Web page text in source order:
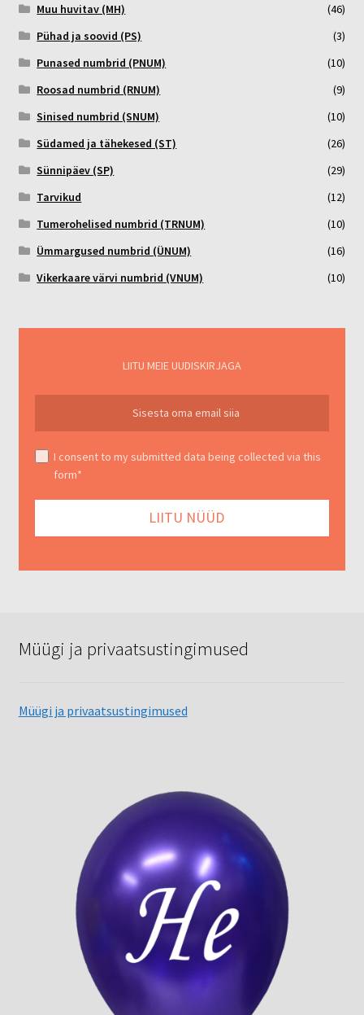
Muu huvitav (MH)
(46)
Pühad ja soovid (PS)
(3)
Punased numbrid (PNUM)
(10)
Roosad numbrid (RNUM)
(9)
Sinised numbrid (SNUM)
(10)
Südamed ja tähekesed (ST)
(26)
Sünnipäev (SP)
(29)
Tarvikud
(12)
Tumerohelised numbrid (TRNUM)
(10)
Ümmargused numbrid (ÜNUM)
(16)
Vikerkaare värvi numbrid (VNUM)
(10)
LIITU MEIE UUDISKIRJAGA
I consent to my submitted data being collected via this
form*
Müügi ja privaatsustingimused
Müügi ja privaatsustingimused